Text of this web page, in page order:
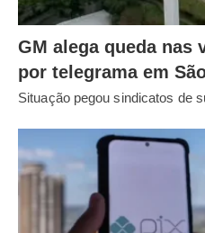
GM alega queda nas
por telegrama em
Situação pegou sindicatos de